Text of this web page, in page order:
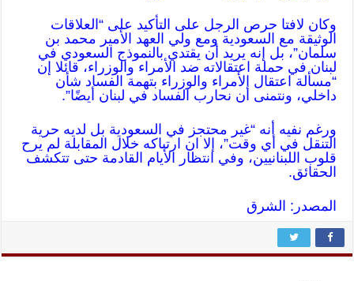
وكان لافتا حرص الرجل على التأكيد على “العلاقات
الوثيقة مع السعودية ومع ولي العهد الأمير محمد بن
سلمان”، بل إنه يريد أن يقتدي بالنموذج السعودي في
لبنان في حملة اعتقالاته ضد الأمراء والوزراء، قائلا إن
“مسألة اعتقال الأمراء والوزراء بتهمة الفساد شأن
داخلي، ونتمنى أن نحارب الفساد في لبنان أيضًا”.
ورغم نفيه أنه “غير محتجز في السعودية بل لديه حرية
التنقل في أي وقت”، إلا ان ارتباكه خلال المقابلة لم يرح
قلوب اللبنانيين، وفي انتظار الأيام القادمة حتى تتكشف
الحقائق.
المصدر: الشرق